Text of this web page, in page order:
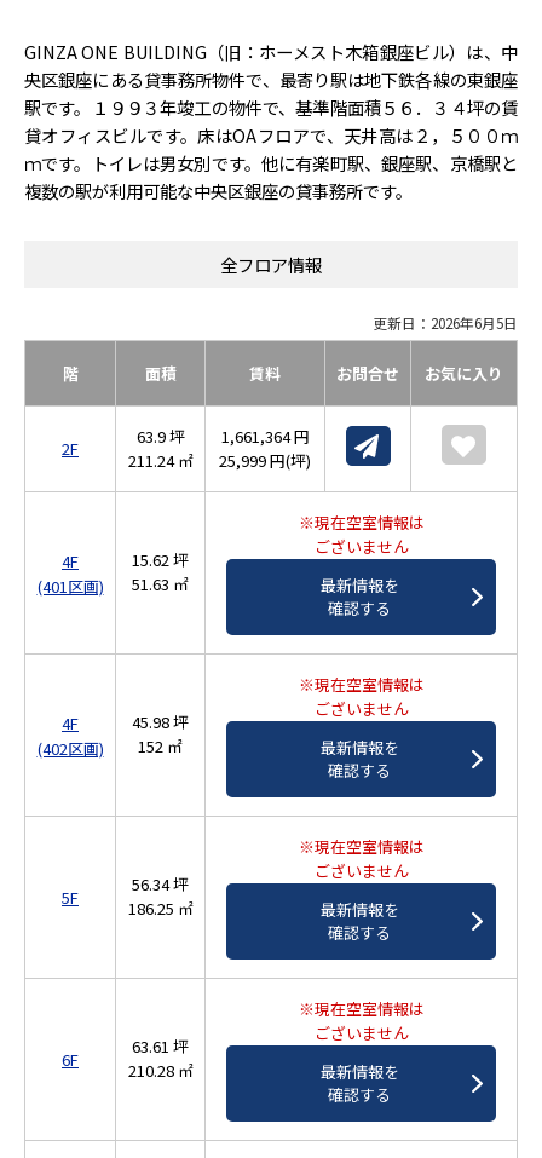
GINZA ONE BUILDING（旧：ホーメスト木箱銀座ビル）は、中
央区銀座にある貸事務所物件で、最寄り駅は地下鉄各線の東銀座
駅です。１９９３年竣工の物件で、基準階面積５６．３４坪の賃
貸オフィスビルです。床はOAフロアで、天井高は２，５００ｍ
ｍです。トイレは男女別です。他に有楽町駅、銀座駅、京橋駅と
複数の駅が利用可能な中央区銀座の貸事務所です。
全フロア情報
更新日：2026年6月5日
階 面積 賃料 お問合せ お気に入り
2F
63.9 坪
211.24 ㎡
1,661,364 円
25,999 円(坪)
4F
(401区画)
15.62 坪
51.63 ㎡
※現在空室情報は
ございません
最新情報を
確認する
4F
(402区画)
45.98 坪
152 ㎡
※現在空室情報は
ございません
最新情報を
確認する
5F
56.34 坪
186.25 ㎡
※現在空室情報は
ございません
最新情報を
確認する
6F
63.61 坪
210.28 ㎡
※現在空室情報は
ございません
最新情報を
確認する